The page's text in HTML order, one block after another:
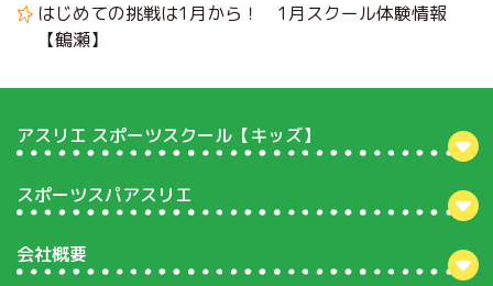
はじめての挑戦は1月から！ 1月スクール体験情報
【鶴瀬】
アスリエ スポーツスクール【キッズ】
スポーツスパアスリエ
会社概要